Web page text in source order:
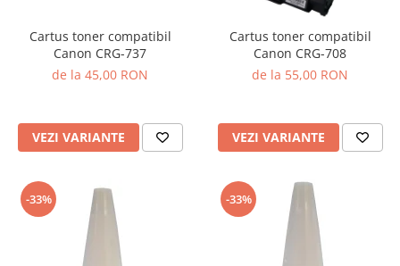
Cartus toner compatibil
Canon CRG-737
de la 45,00 RON
VEZI VARIANTE
Cartus toner compatibil
Canon CRG-708
de la 55,00 RON
VEZI VARIANTE
-33% -33%